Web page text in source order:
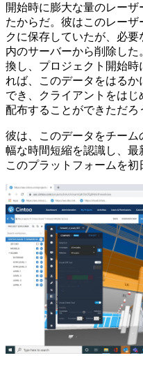
開始時に膨大な量のレー
たからだ。彼はこのレー
クに保存していたが、必
内のサーバーから削除し
換し、プロジェクト開始時
れば、このデータをはる
でき、クライアントをは
配布することができただろ
彼は、このデータをチー
幅な時間短縮を認識し、
このプラットフォームを初